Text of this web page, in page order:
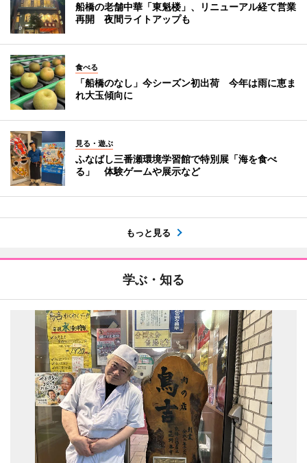
船橋の老舗中華「東魁楼」、リニューアル経て営業
再開 夜間ライトアップも
食べる
「船橋のなし」今シーズン初出荷 今年は雨に恵ま
れ大玉傾向に
見る・遊ぶ
ふなばし三番瀬環境学習館で特別展「海を食べ
る」 体験ゲームや展示など
もっと見る
学ぶ・知る